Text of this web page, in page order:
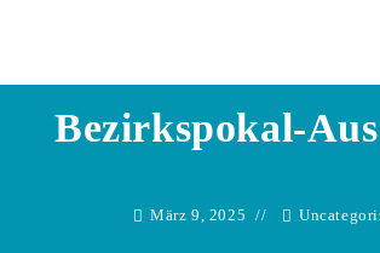
Bezirkspokal-
März 9, 2025